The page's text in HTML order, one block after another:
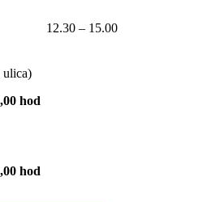
12.30 – 15.00
hod
hod